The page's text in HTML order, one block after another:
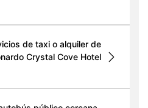
de taxi o alquiler de
Crystal Cove Hotel